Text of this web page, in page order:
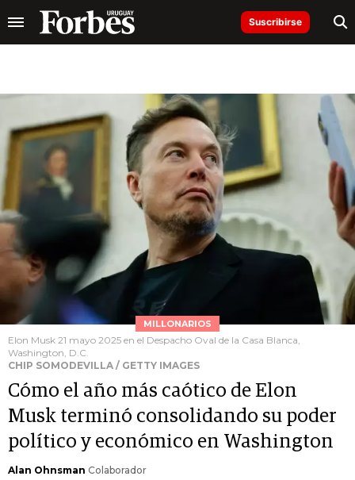
Suscribirse
MILLONARIOS
Elon Musk 21 mayo 2025 en el Despacho Oval de la Casa Blanca,
Washington, D.C.
CHIP SOMODEVILLA / GETTY IMAGES
Cómo el año más caótico de Elon
Musk terminó consolidando su poder
político y económico en Washington
Alan Ohnsman Colaborador